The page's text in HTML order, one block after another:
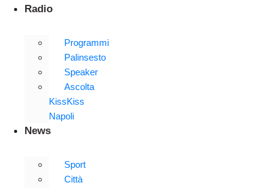
Radio
Programmi
Palinsesto
Speaker
Ascolta
KissKiss
Napoli
News
Sport
Città